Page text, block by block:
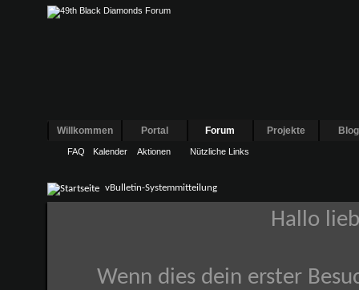
Willkommen Portal Forum
FAQ Kalender Aktionen Nützliche Links
Projekte
vBulletin-Systemmitteilung
Hallo
Wenn dies dein erster